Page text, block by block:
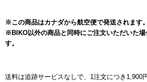
※この商品はカナダから航空便で発送されます。
※BIKO以外の商品と同時にご注文いただいた場
す。
送料は追跡サービスなしで、 1注文につき 1,900